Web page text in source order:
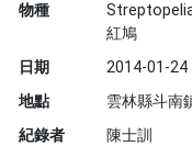
物種
紅鳩
日期
2014-01-24
地點
雲林縣斗南
紀錄者
陳士訓